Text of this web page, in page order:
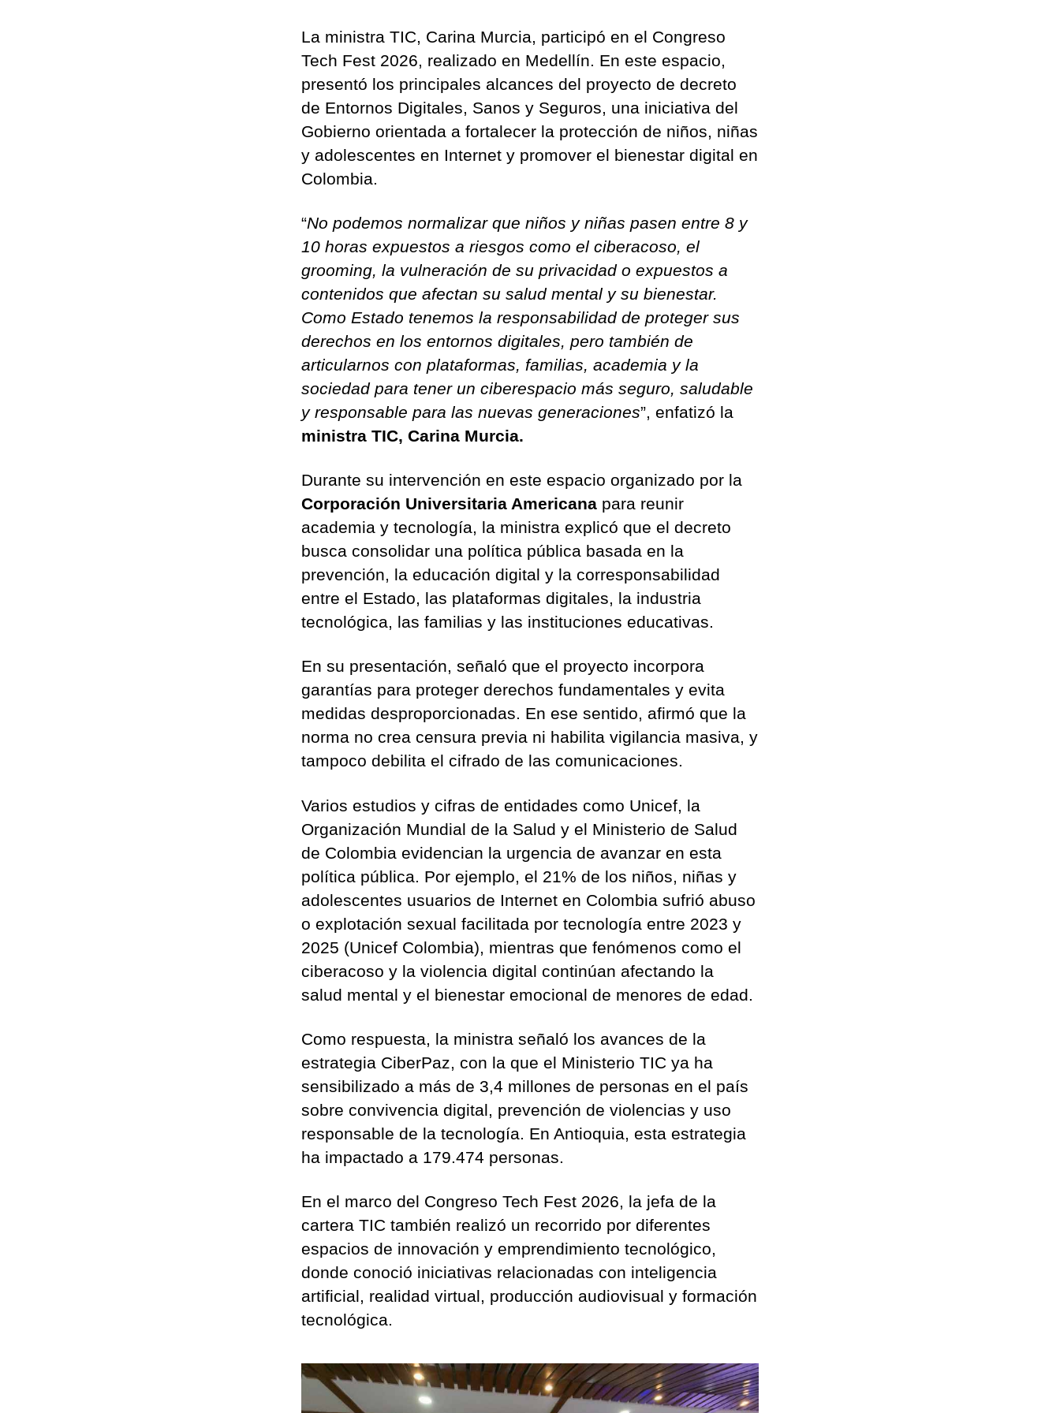
La ministra TIC, Carina Murcia, participó en el Congreso
Tech Fest 2026, realizado en Medellín. En este espacio,
presentó los principales alcances del proyecto de decreto
de Entornos Digitales, Sanos y Seguros, una iniciativa del
Gobierno orientada a fortalecer la protección de niños, niñas
y adolescentes en Internet y promover el bienestar digital en
Colombia.
“No podemos normalizar que niños y niñas pasen entre 8 y
10 horas expuestos a riesgos como el ciberacoso, el
grooming, la vulneración de su privacidad o expuestos a
contenidos que afectan su salud mental y su bienestar.
Como Estado tenemos la responsabilidad de proteger sus
derechos en los entornos digitales, pero también de
articularnos con plataformas, familias, academia y la
sociedad para tener un ciberespacio más seguro, saludable
y responsable para las nuevas generaciones”, enfatizó la
ministra TIC, Carina Murcia.
Durante su intervención en este espacio organizado por la
Corporación Universitaria Americana para reunir
academia y tecnología, la ministra explicó que el decreto
busca consolidar una política pública basada en la
prevención, la educación digital y la corresponsabilidad
entre el Estado, las plataformas digitales, la industria
tecnológica, las familias y las instituciones educativas.
En su presentación, señaló que el proyecto incorpora
garantías para proteger derechos fundamentales y evita
medidas desproporcionadas. En ese sentido, afirmó que la
norma no crea censura previa ni habilita vigilancia masiva, y
tampoco debilita el cifrado de las comunicaciones.
Varios estudios y cifras de entidades como Unicef, la
Organización Mundial de la Salud y el Ministerio de Salud
de Colombia evidencian la urgencia de avanzar en esta
política pública. Por ejemplo, el 21% de los niños, niñas y
adolescentes usuarios de Internet en Colombia sufrió abuso
o explotación sexual facilitada por tecnología entre 2023 y
2025 (Unicef Colombia), mientras que fenómenos como el
ciberacoso y la violencia digital continúan afectando la
salud mental y el bienestar emocional de menores de edad.
Como respuesta, la ministra señaló los avances de la
estrategia CiberPaz, con la que el Ministerio TIC ya ha
sensibilizado a más de 3,4 millones de personas en el país
sobre convivencia digital, prevención de violencias y uso
responsable de la tecnología. En Antioquia, esta estrategia
ha impactado a 179.474 personas.
En el marco del Congreso Tech Fest 2026, la jefa de la
cartera TIC también realizó un recorrido por diferentes
espacios de innovación y emprendimiento tecnológico,
donde conoció iniciativas relacionadas con inteligencia
artificial, realidad virtual, producción audiovisual y formación
tecnológica.